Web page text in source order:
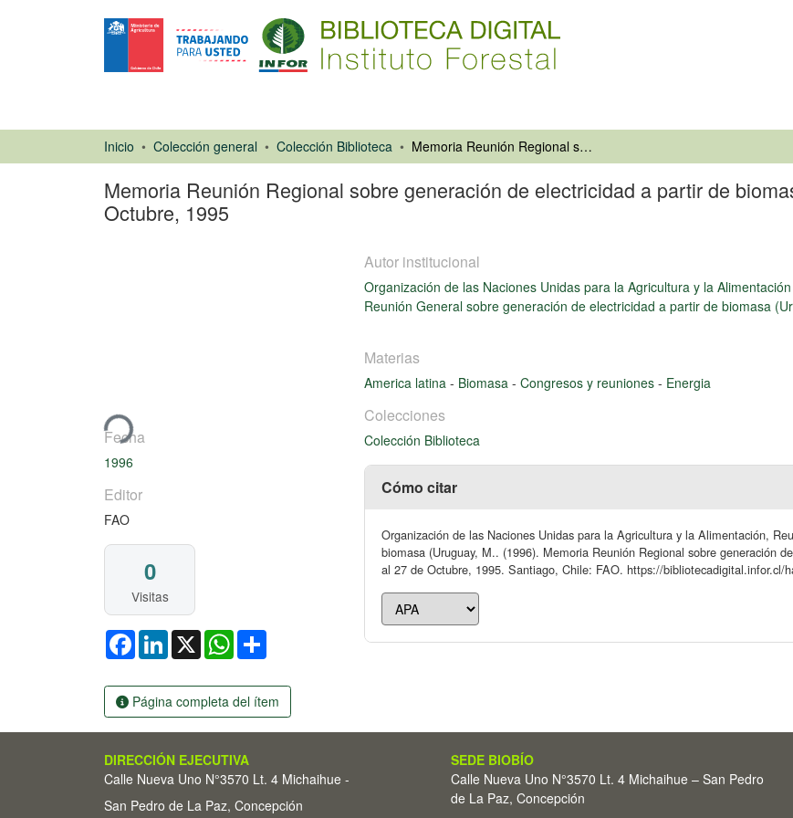
Inicio Colección general Colección Biblioteca Memoria Reunión Regional sobre generación de electricidad a partir de biomasa, Montevideo, Uruguay, 23 al 27 de Octubre, 1995
Memoria Reunión Regional sobre generación de electricidad a partir de
Octubre, 1995
Cargando...
Fecha
1996
Editor
FAO
0
Visitas
FacebookLinkedIn
X WhatsApp
Página completa del ítem
Autor institucional
Organización de las Naciones Unidas para la Agricultura y la Alimentación
Reunión General sobre generación de electricidad a partir de biomasa
Materias
America latina - Biomasa - Congresos y reuniones - Energia
Colecciones
Colección Biblioteca
Cómo citar
Organización de las Naciones Unidas para la Agricultura y la Alimentación,
biomasa (Uruguay, M.. (1996). Memoria Reunión Regional sobre generación
al 27 de Octubre, 1995. Santiago, Chile: FAO. https://bibliotecadigital.infor.cl/
DIRECCIÓN EJECUTIVA
Calle Nueva Uno N°3570 Lt. 4 Michaihue -
San Pedro de La Paz, Concepción
SEDE BIOBÍO
Calle Nueva Uno N°3570 Lt. 4 Michaihue – San Pedro
de La Paz, Concepción